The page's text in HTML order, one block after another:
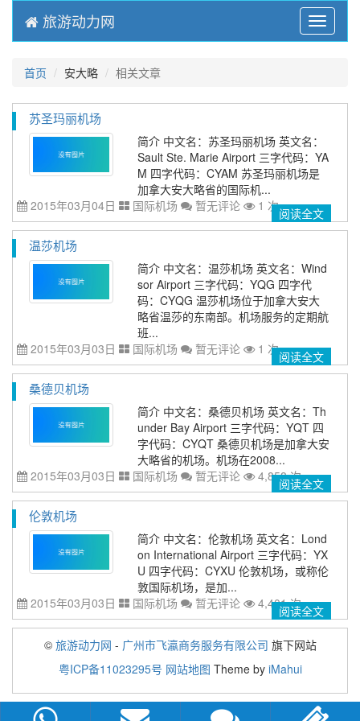
Menu
旅游动力网
首页 安大略 相关文章
苏圣玛丽机场
简介 中文名：苏圣玛丽机场 英文名：
Sault Ste. Marie Airport 三字代码：YA
M 四字代码：CYAM 苏圣玛丽机场是
加拿大安大略省的国际机...
2015年03月04日
国际机场 暂无评论 1 次阅读全文
温莎机场
简介 中文名：温莎机场 英文名：Wind
sor Airport 三字代码：YQG 四字代
码：CYQG 温莎机场位于加拿大安大
略省温莎的东南部。机场服务的定期航
班...
2015年03月03日
国际机场 暂无评论 1 次阅读全文
桑德贝机场
简介 中文名：桑德贝机场 英文名：Th
under Bay Airport 三字代码：YQT 四
字代码：CYQT 桑德贝机场是加拿大安
大略省的机场。机场在2008...
2015年03月03日
国际机场 暂无评论 4,858 次阅读全文
伦敦机场
简介 中文名：伦敦机场 英文名：Lond
on International Airport 三字代码：YX
U 四字代码：CYXU 伦敦机场，或称伦
敦国际机场，是加...
2015年03月03日
国际机场 暂无评论 4,401 次阅读全文
© 旅游动力网 - 广州市飞瀛商务服务有限公司 旗下网站
粤ICP备11023295号 网站地图 Theme by iMahui